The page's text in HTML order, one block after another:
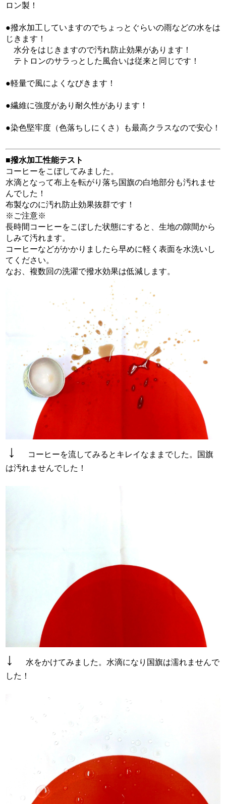
ロン製！
●撥水加工していますのでちょっとぐらいの雨などの水をは
じきます！
水分をはじきますので汚れ防止効果があります！
テトロンのサラっとした風合いは従来と同じです！
●軽量で風によくなびきます！
●繊維に強度があり耐久性があります！
●染色堅牢度（色落ちしにくさ）も最高クラスなので安心！
■撥水加工性能テスト
コーヒーをこぼしてみました。
水滴となって布上を転がり落ち国旗の白地部分も汚れませ
んでした！
布製なのに汚れ防止効果抜群です！
※ご注意※
長時間コーヒーをこぼした状態にすると、生地の隙間から
しみて汚れます。
コーヒーなどがかかりましたら早めに軽く表面を水洗いし
てください。
なお、複数回の洗濯で撥水効果は低減します。
↓
コーヒーを流してみるとキレイなままでした。国旗
は汚れませんでした！
↓
水をかけてみました。水滴になり国旗は濡れませんで
した！